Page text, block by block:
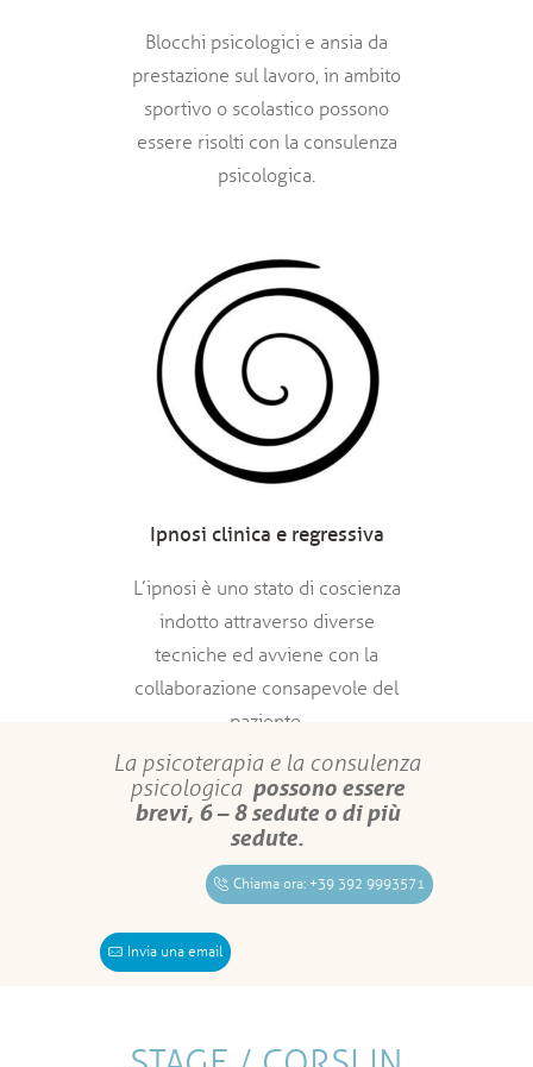
Blocchi psicologici e ansia da
prestazione sul lavoro, in ambito
sportivo o scolastico possono
essere risolti con la consulenza
psicologica.
Ipnosi clinica e regressiva
L’ipnosi è uno stato di coscienza
indotto attraverso diverse
tecniche ed avviene con la
collaborazione consapevole del
paziente.
La psicoterapia e la consulenza
psicologica possono essere
brevi, 6 – 8 sedute o di più
sedute.
Chiama ora: +39 392 9993571
Invia una email